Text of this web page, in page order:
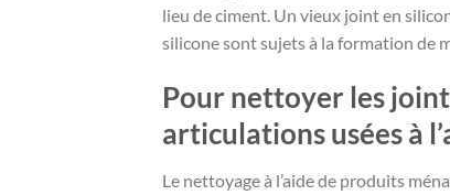
lieu de ciment. Un vieux joint en
silicone sont sujets à la formation de
Pour nettoyer les
articulations usées à
Le nettoyage à l’aide de produits